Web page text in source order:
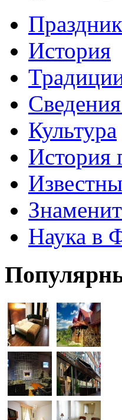
История
Культура
История
Наука в